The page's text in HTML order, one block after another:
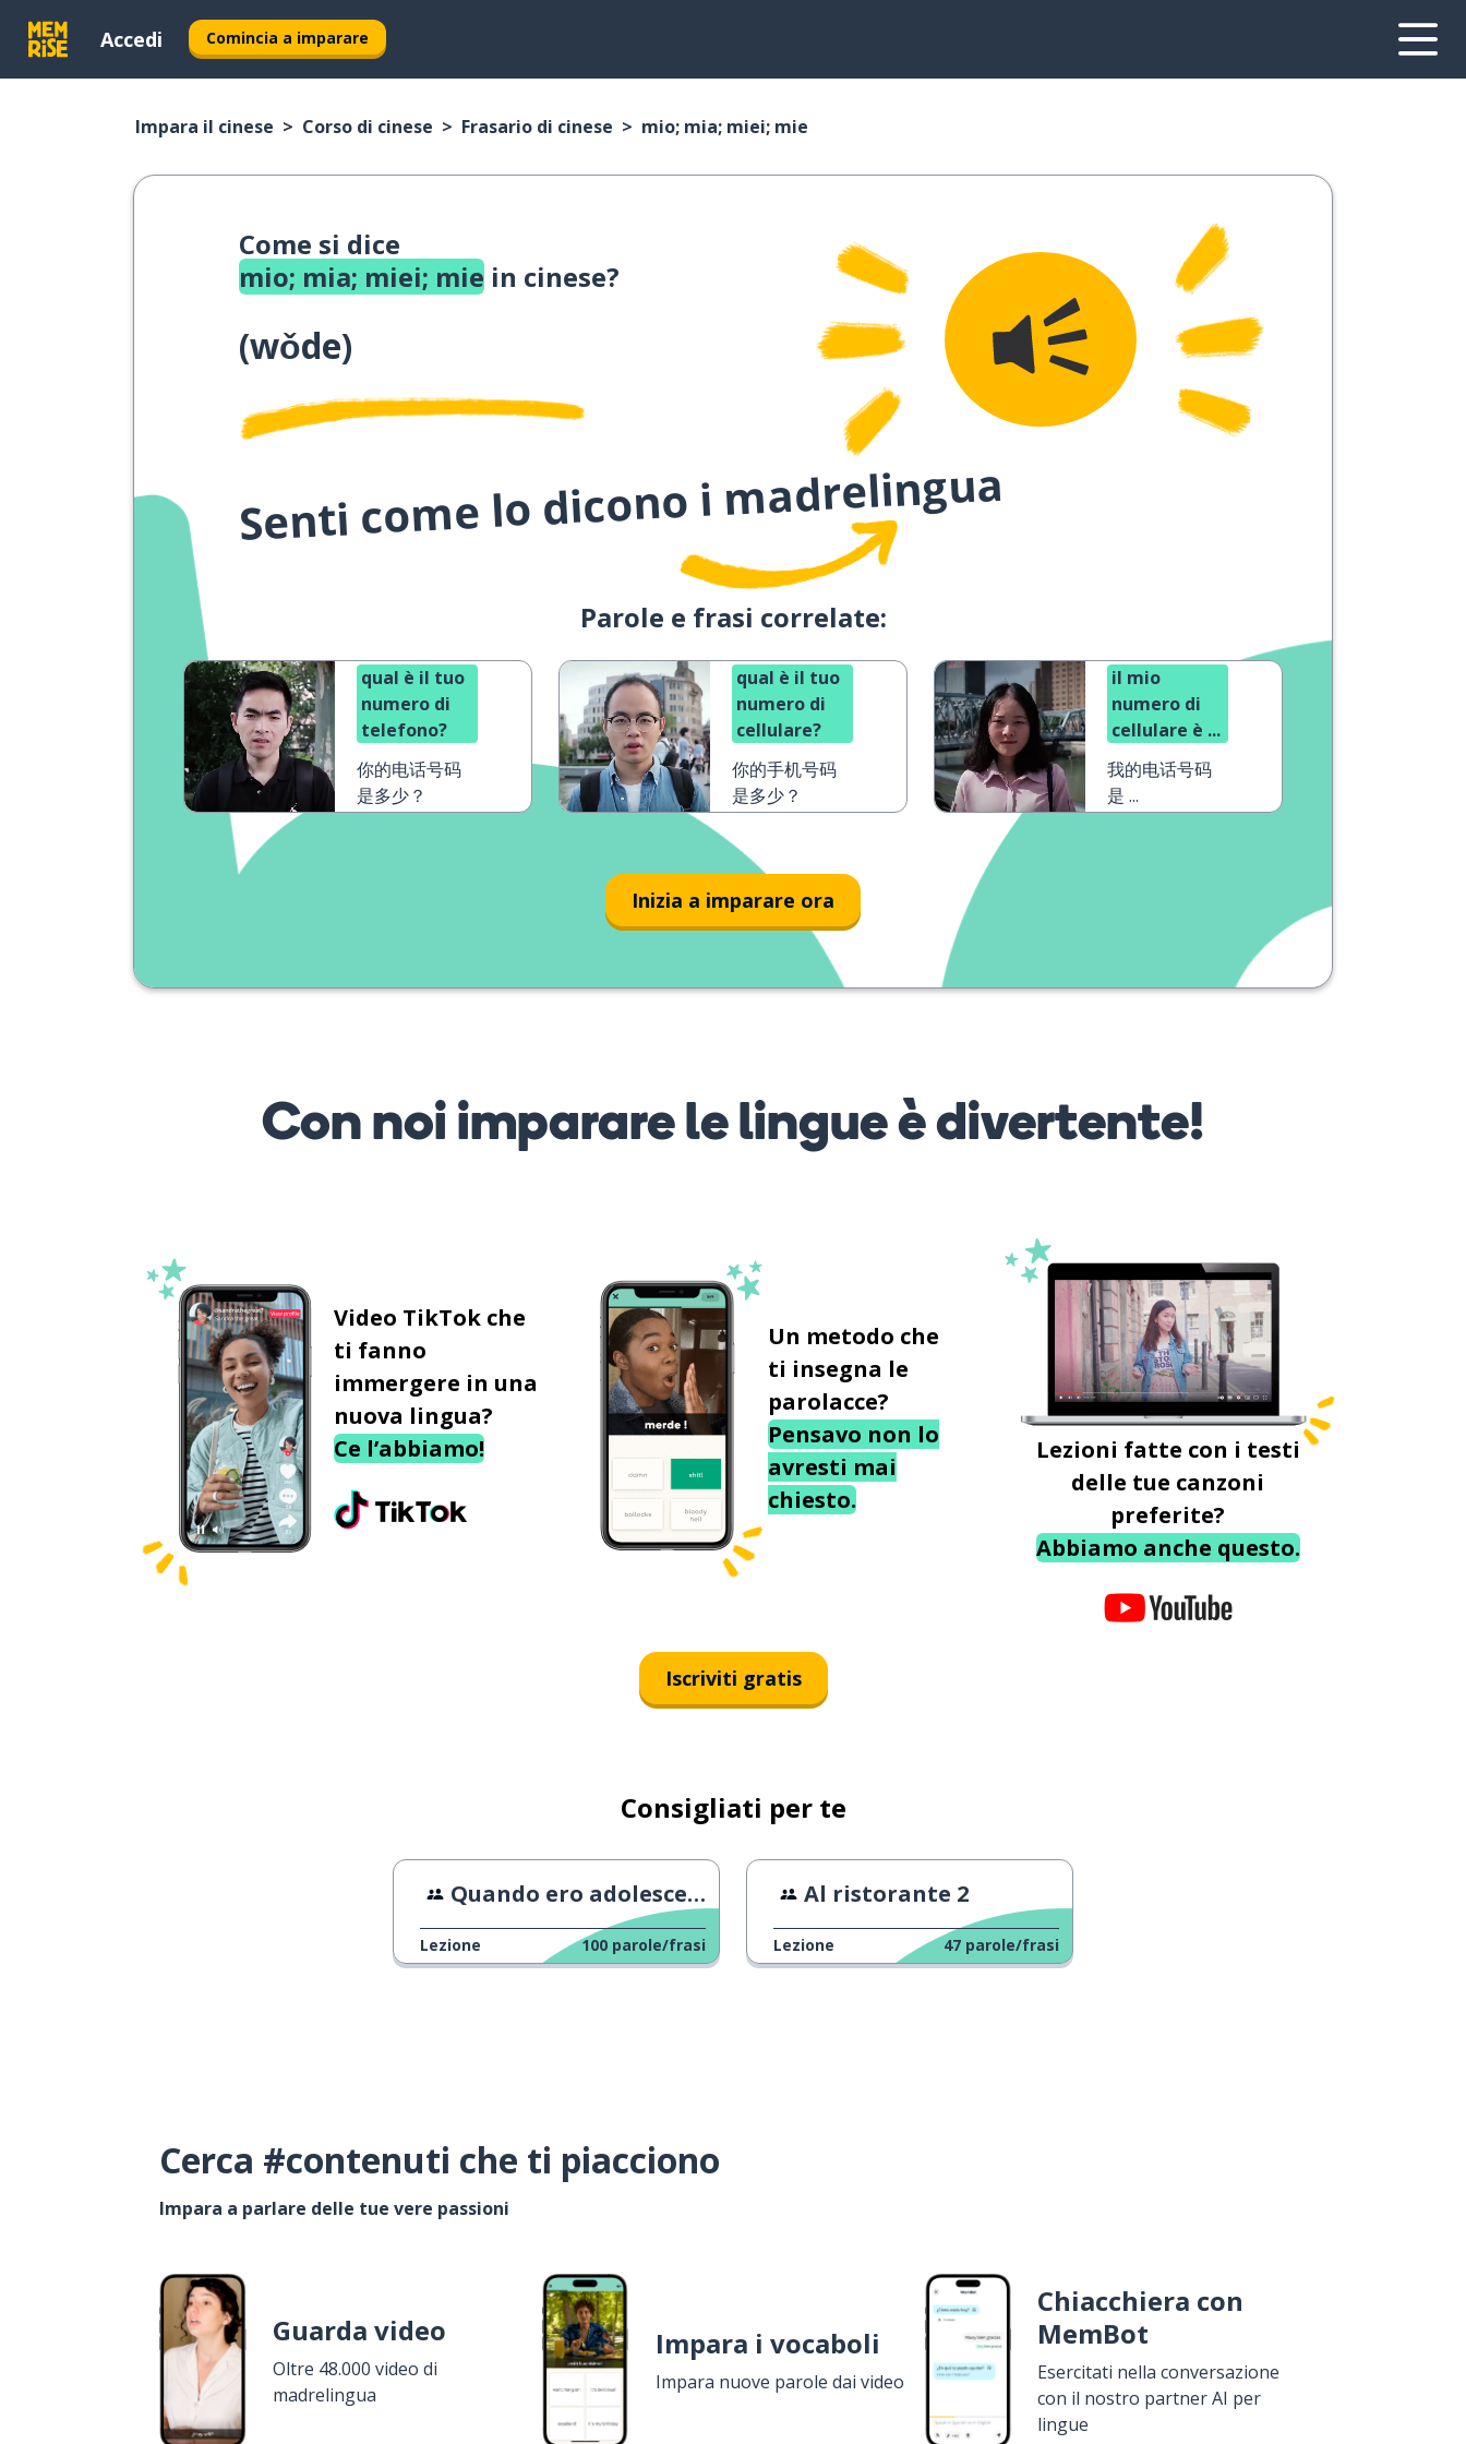
Accedi Comincia a imparare
Impara il cinese Corso di cinese Frasario di cinese mio; mia; miei; mie
Come si dice
mio; mia; miei; mie in cinese?
(wǒde)
Senti come lo dicono i madrelingua
Parole e frasi correlate:
qual è il tuo
numero di
telefono?
你的电话号码
是多少？
qual è il tuo
numero di
cellulare?
你的手机号码
是多少？
il mio
numero di
cellulare è ...
我的电话号码
是 ...
Inizia a imparare ora
Con noi imparare le lingue è divertente!
Video TikTok che
ti fanno
immergere in una
nuova lingua?
Ce l’abbiamo!
Un metodo che
ti insegna le
parolacce?
Pensavo non lo
avresti mai
chiesto.
Lezioni fatte con i testi
delle tue canzoni
preferite?
Abbiamo anche questo.
Iscriviti gratis
Consigliati per te
Quando ero adolescente
Lezione 100 parole/frasi
Al ristorante 2
Lezione 47 parole/frasi
Cerca #contenuti che ti piacciono
Impara a parlare delle tue vere passioni
Guarda video
Oltre 48.000 video di
madrelingua
Impara i vocaboli
Impara nuove parole dai video
Chiacchiera con
MemBot
Esercitati nella conversazione
con il nostro partner AI per
lingue